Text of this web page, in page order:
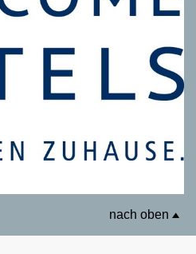
nach oben